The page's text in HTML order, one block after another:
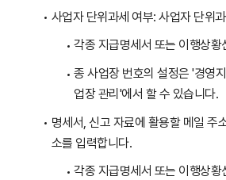
사업자 단위과세 여부: 사업자 단위
각종 지급명세서 또는 이행상
종 사업장 번호의 설정은 '경영
업장 관리'에서 할 수 있습니다.
명세서, 신고 자료에 활용할 메일 주
소를 입력합니다.
각종 지급명세서 또는 이행상